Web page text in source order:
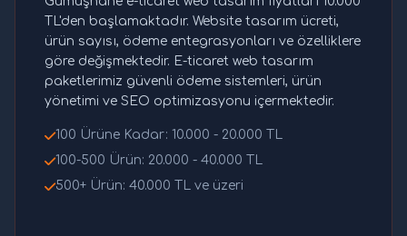
TL'den başlamaktadır. Website tasarım ücreti,
ürün sayısı, ödeme entegrasyonları ve özelliklere
göre değişmektedir. E-ticaret web tasarım
paketlerimiz güvenli ödeme sistemleri, ürün
yönetimi ve SEO optimizasyonu içermektedir.
100 Ürüne Kadar: 10.000 - 20.000 TL
100-500 Ürün: 20.000 - 40.000 TL
500+ Ürün: 40.000 TL ve üzeri